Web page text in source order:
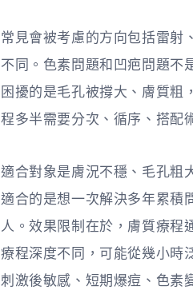
常見會被考慮的方向包括雷射
不同。色素問題和凹疤問題不
困擾的是毛孔被撐大、膚質粗
程多半需要分次、循序、搭配
適合對象是膚況不穩、毛孔粗
適合的是想一次解決多年累積
人。效果限制在於，膚質療程
療程深度不同，可能從幾小時
刺激後敏感、短期爆痘、色素